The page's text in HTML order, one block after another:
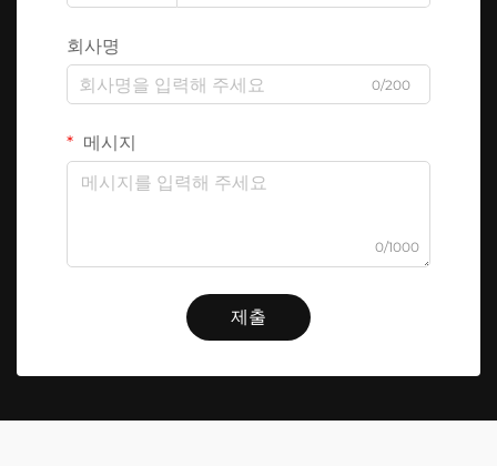
회사명
0/200
메시지
0/1000
제출